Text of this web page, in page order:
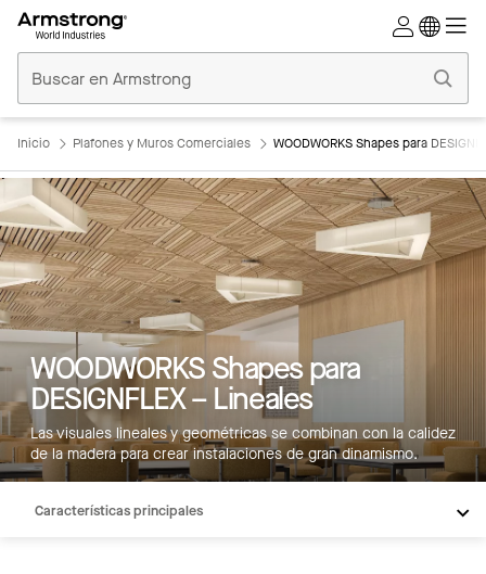
Comerciales
Inicio
Inicio Plafones y Muros Comerciales WOODWORKS Shapes para
WOODWORKS Shapes para
DESIGNFLEX – Lineales
Las visuales lineales y geométricas se combinan con la calidez
de la madera para crear instalaciones de gran dinamismo.
Características principales